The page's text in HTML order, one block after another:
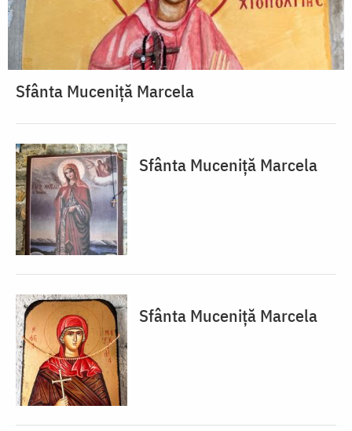
Sfânta Muceniță Marcela
Sfânta Muceniță Marcela
Sfânta Muceniță Marcela